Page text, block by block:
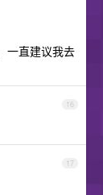
一直建议我去
16
17